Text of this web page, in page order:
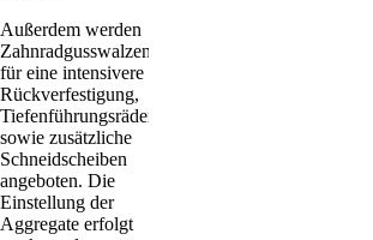
Außerdem werden
Zahnradgusswalzen
für eine intensivere
Rückverfestigung,
Tiefenführungsräder
sowie zusätzliche
Schneidscheiben
angeboten. Die
Einstellung der
Aggregate erfolgt